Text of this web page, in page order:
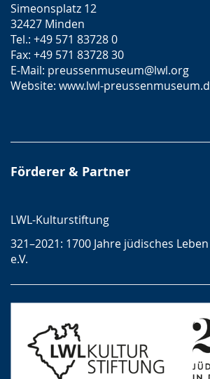
Simeonsplatz 12
32427 Minden
Tel.: +49 571 83728 0
Fax: +49 571 83728 30
E-Mail: preussenmuseum@lwl.org
Website: www.lwl-
Förderer & Partner
LWL-Kulturstiftung
321–2021: 1700 Jahre jüdisches
e.V.